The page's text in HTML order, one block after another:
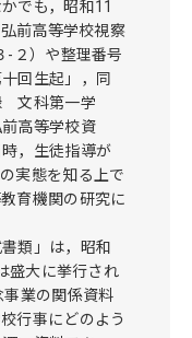
でも，昭和11
前高等学校視察
-２）や整理番号
回生起」，同
文科第一学
高等学校資
，生徒指導が
実態を知る上で
育機関の研究に
類」は，昭和
盛大に挙行され
業の関係資料
行事にどのよう